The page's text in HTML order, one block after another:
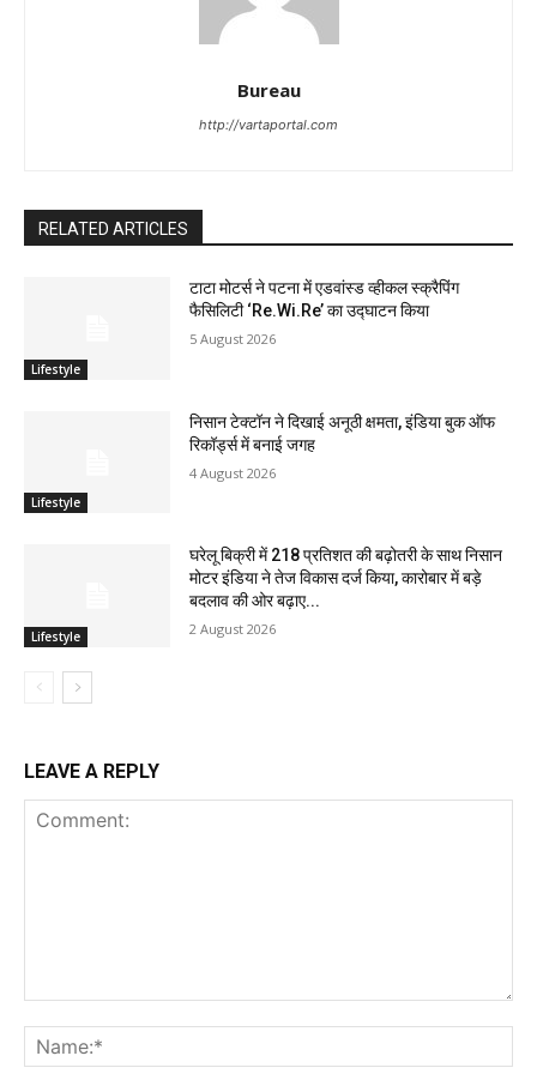
Bureau
http://vartaportal.com
RELATED ARTICLES
Lifestyle
टाटा मोटर्स ने पटना में एडवांस्ड व्हीकल स्क्रैपिंग
फैसिलिटी ‘Re.Wi.Re’ का उद्घाटन किया
5 August 2026
Lifestyle
निसान टेक्टॉन ने दिखाई अनूठी क्षमता, इंडिया बुक ऑफ
रिकॉर्ड्स में बनाई जगह
4 August 2026
Lifestyle
घरेलू बिक्री में 218 प्रतिशत की बढ़ोतरी के साथ निसान
मोटर इंडिया ने तेज विकास दर्ज किया, कारोबार में बड़े
बदलाव की ओर बढ़ाए...
2 August 2026
LEAVE A REPLY